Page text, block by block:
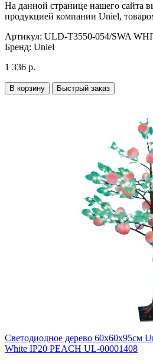
На данной странице нашего сайта
продукцией компании Uniel,
Артикул: ULD-T3550-054/SWA
Бренд: Uniel
1 336 р.
В корзину Быстрый заказ
Светодиодное дерево 60х60х95см
White IP20 PEACH UL-00001408